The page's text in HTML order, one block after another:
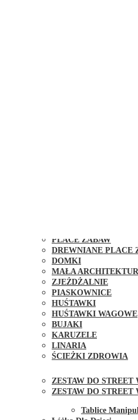
PLACE ZABAW
DREWNIANE PLACE
DOMKI
MAŁA
ZJEŻDŻALNIE
PIASKOWNICE
HUŚTAWKI
HUŚTAWKI WAGOWE
BUJAKI
KARUZELE
LINARIA
ŚCIEŻKI ZDROWIA
ZESTAW DO
ZESTAW DO
Tablice